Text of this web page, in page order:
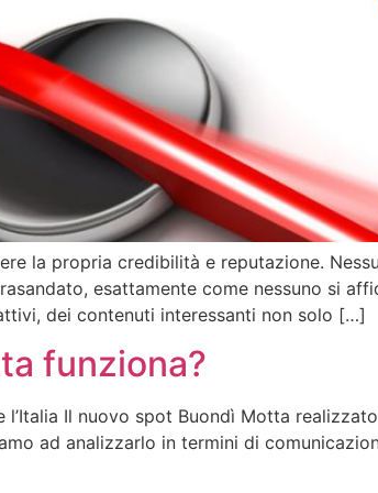
la propria credibilità e reputazione.
esattamente come nessuno si
dei contenuti interessanti non solo […]
funziona?
Il nuovo spot Buondì Motta
ad analizzarlo in termini di